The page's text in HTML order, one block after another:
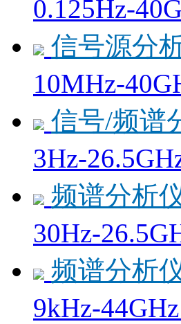
0.125Hz-
信号源分
10MHz-
信号/频谱
3Hz-
频谱分析
30Hz-
频谱分析
9kHz-